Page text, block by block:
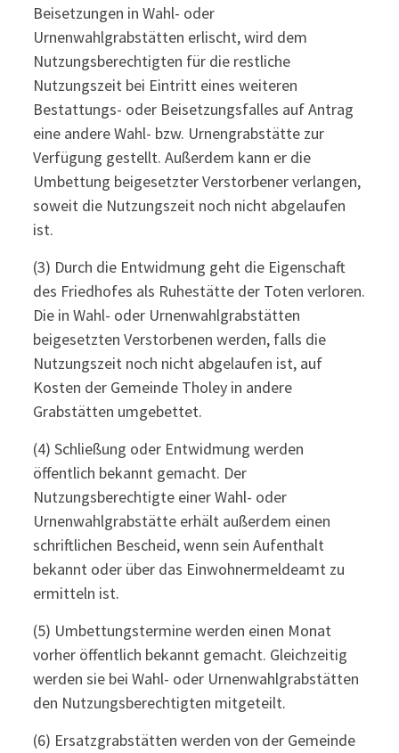
Beisetzungen in Wahl- oder
Urnenwahlgrabstätten erlischt, wird dem
Nutzungsberechtigten für die restliche
Nutzungszeit bei Eintritt eines weiteren
Bestattungs- oder Beisetzungsfalles auf Antrag
eine andere Wahl- bzw. Urnengrabstätte zur
Verfügung gestellt. Außerdem kann er die
Umbettung beigesetzter Verstorbener verlangen,
soweit die Nutzungszeit noch nicht abgelaufen
ist.
(3) Durch die Entwidmung geht die Eigenschaft
des Friedhofes als Ruhestätte der Toten verloren.
Die in Wahl- oder Urnenwahlgrabstätten
beigesetzten Verstorbenen werden, falls die
Nutzungszeit noch nicht abgelaufen ist, auf
Kosten der Gemeinde Tholey in andere
Grabstätten umgebettet.
(4) Schließung oder Entwidmung werden
öffentlich bekannt gemacht. Der
Nutzungsberechtigte einer Wahl- oder
Urnenwahlgrabstätte erhält außerdem einen
schriftlichen Bescheid, wenn sein Aufenthalt
bekannt oder über das Einwohnermeldeamt zu
ermitteln ist.
(5) Umbettungstermine werden einen Monat
vorher öffentlich bekannt gemacht. Gleichzeitig
werden sie bei Wahl- oder Urnenwahlgrabstätten
den Nutzungsberechtigten mitgeteilt.
(6) Ersatzgrabstätten werden von der Gemeinde